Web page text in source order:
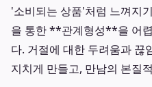
'소비되는 상품'처럼 느껴지
을 통한 **관계형성**을 어
다. 거절에 대한 두려움과 끊
지치게 만들고, 만남의 본질